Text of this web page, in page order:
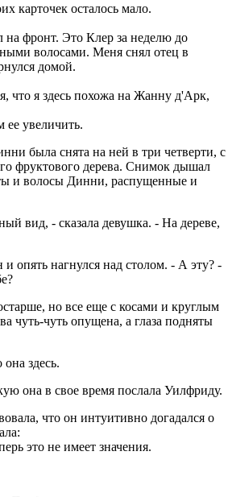
карточек осталось мало.
на фронт. Это Клер за неделю до
волосами. Меня снял отец в
домой.
что я здесь похожа на Жанну д'Арк,
ее увеличить.
была снята на ней в три четверти, с
фруктового дерева. Снимок дышал
и волосы Динни, распущенные и
вид, - сказала девушка. - На дереве,
опять нагнулся над столом. - А эту? -
но все еще с косами и круглым
чуть-чуть опущена, а глаза подняты
здесь.
она в свое время послала Уилфриду.
что он интуитивно догадался о
это не имеет значения.